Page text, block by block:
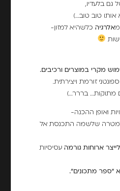
גם בלעדיו,
טוב טוב…)
מאלרגיה כלשהיא למזון-
מקרי במוצרים ורכיבים.
זורמת ויצירתית.
מתוקות… בררר…)
ואופן ההכנה-
למטרה שלשמה התכנסת אל
ארוחות גורמה עסיסיות
"ספר מתכונים".